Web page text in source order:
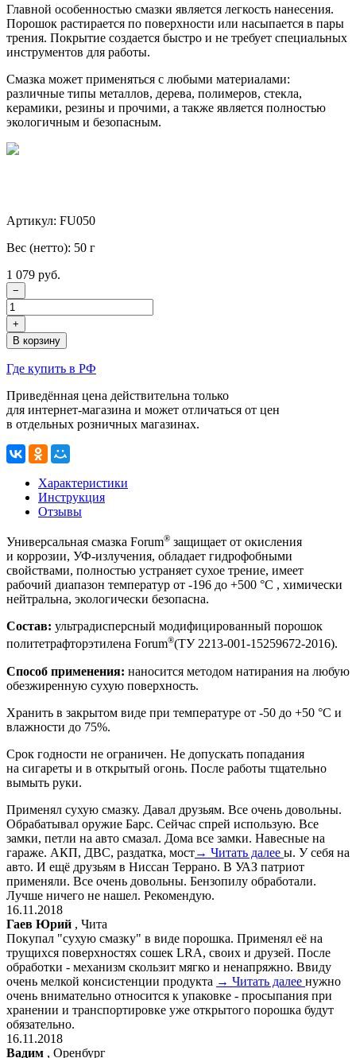
Главной особенностью смазки является легкость нанесения.
Порошок растирается по поверхности или насыпается в пары
трения. Покрытие создается быстро и не требует специальных
инструментов для работы.
Смазка может применяться с любыми материалами:
различные типы металлов, дерева, полимеров, стекла,
керамики, резины и прочими, а также является полностью
экологичным и безопасным.
Артикул: FU050
Вес (нетто): 50 г
1 079 руб.
−
+
В корзину
Где купить в РФ
Приведённая цена действительна только
для интернет-магазина и может отличаться от цен
в отдельных розничных магазинах.
Характеристики
Инструкция
Отзывы
Универсальная смазка Forum® защищает от окисления
и коррозии, УФ-излучения, обладает гидрофобными
свойствами, полностью устраняет сухое трение, имеет
рабочий диапазон температур от -196 до +500 °C , химически
нейтральна, экологически безопасна.
Состав: ультрадисперсный модифицированный порошок
политетрафторэтилена Forum®(ТУ 2213-001-15259672-2016).
Способ применения: наносится методом натирания на любую
обезжиренную сухую поверхность.
Хранить в закрытом виде при температуре от -50 до +50 °C и
влажности до 75%.
Срок годности не ограничен. Не допускать попадания
на сигареты и в открытый огонь. После работы тщательно
вымыть руки.
Применял сухую смазку. Давал друзьям. Все очень довольны.
Обрабатывал оружие Барс. Сейчас спрей использую. Все
замки, петли на авто смазал. Дома все замки. Навесные на
гараже. АКП, ДВС, раздатка, мост→ Читать далее ы. У себя на
авто. И ещё друзьям в Ниссан Террано. В УАЗ патриот
применяли. Все очень довольны. Бензопилу обработали.
Лучше ничего не нашел. Рекомендую.
16.11.2018
Гаев Юрий , Чита
Покупал "сухую смазку" в виде порошка. Применял её на
трущихся поверхностях сошек LRA, своих и друзей. После
обработки - механизм скользит мягко и ненапряжно. Ввиду
очень мелкой консистенции продукта → Читать далее нужно
очень внимательно относится к упаковке - просыпания при
хранении и транспортировке уже открытого порошка будут
обязательно.
16.11.2018
Вадим , Оренбург